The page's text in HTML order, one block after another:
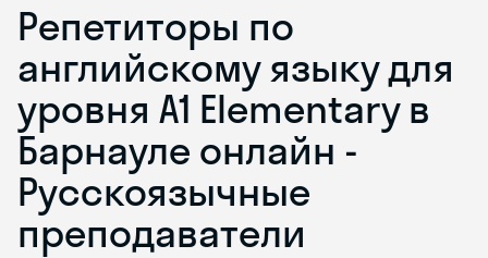
Репетиторы по
английскому языку для
уровня A1 Elementary в
Барнауле онлайн -
Русскоязычные
преподаватели
Skyeng Chat